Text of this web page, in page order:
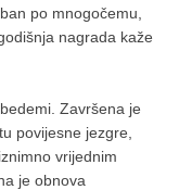
po mnogočemu,
nagrada kaže
Završena je
povijesne jezgre,
vrijednim
je obnova